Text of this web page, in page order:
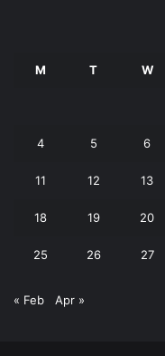
M T W
4 5 6
11 12 13
18 19 20
25 26 27
« Feb Apr »